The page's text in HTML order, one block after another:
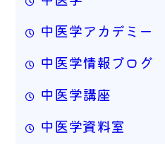
中医学アカデミー
中医学情報ブログ
中医学講座
中医学資料室